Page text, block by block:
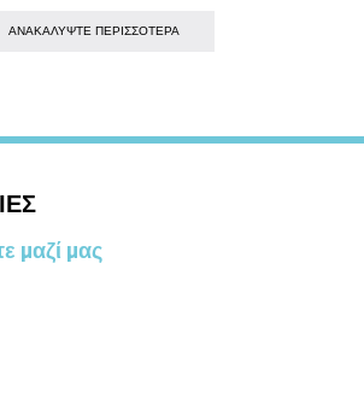
AΝΑΚΑΛΥΨΤΕ ΠΕΡΙΣΣΟΤΕΡΑ
μαζί μας